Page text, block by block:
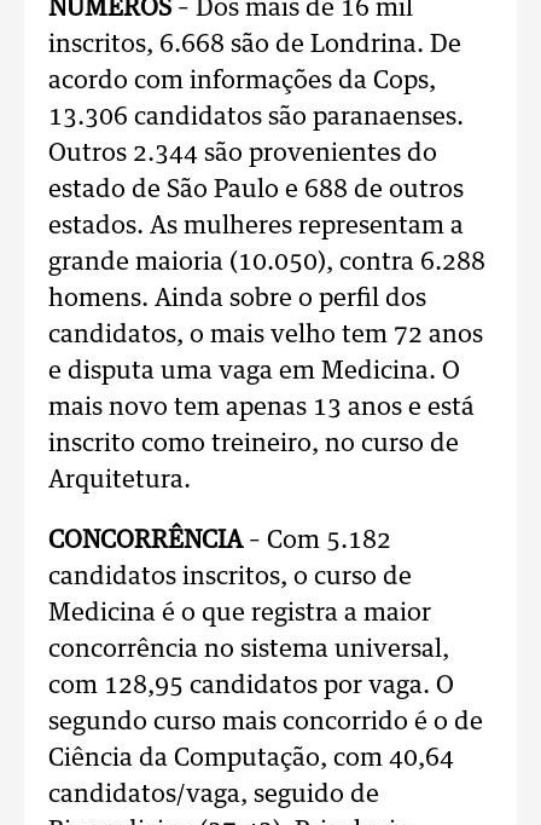
NÚMEROS – Dos mais de 16 mil
inscritos, 6.668 são de Londrina. De
acordo com informações da Cops,
13.306 candidatos são paranaenses.
Outros 2.344 são provenientes do
estado de São Paulo e 688 de outros
estados. As mulheres representam a
grande maioria (10.050), contra 6.288
homens. Ainda sobre o perfil dos
candidatos, o mais velho tem 72 anos
e disputa uma vaga em Medicina. O
mais novo tem apenas 13 anos e está
inscrito como treineiro, no curso de
Arquitetura.
CONCORRÊNCIA – Com 5.182
candidatos inscritos, o curso de
Medicina é o que registra a maior
concorrência no sistema universal,
com 128,95 candidatos por vaga. O
segundo curso mais concorrido é o de
Ciência da Computação, com 40,64
candidatos/vaga, seguido de